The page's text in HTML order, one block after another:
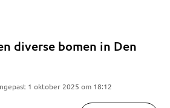
diverse bomen in Den
1 oktober 2025 om 18:12